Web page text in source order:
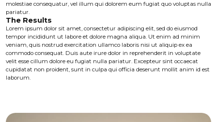
molestiae consequatur, vel illum qui dolorem eum fugiat quo voluptas nulla
pariatur.
The Results
Lorem ipsum dolor sit amet, consectetur adipiscing elit, sed do eiusmod
tempor incididunt ut labore et dolore magna aliqua. Ut enim ad minim
veniam, quis nostrud exercitation ullamco laboris nisi ut aliquip ex ea
commodo consequat. Duis aute irure dolor in reprehenderit in voluptate
velit esse cillum dolore eu fugiat nulla pariatur. Excepteur sint occaecat
cupidatat non proident, sunt in culpa qui officia deserunt mollit anim id est
laborum.